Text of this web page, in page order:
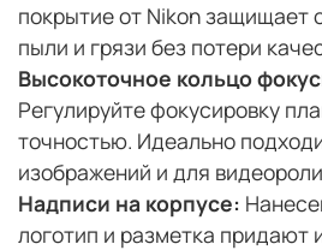
покрытие от Nikon защищает
пыли и грязи без потери
Высокоточное кольцо
Регулируйте фокусировку
точностью. Идеально
изображений и для
Надписи на корпусе:
логотип и разметка придают